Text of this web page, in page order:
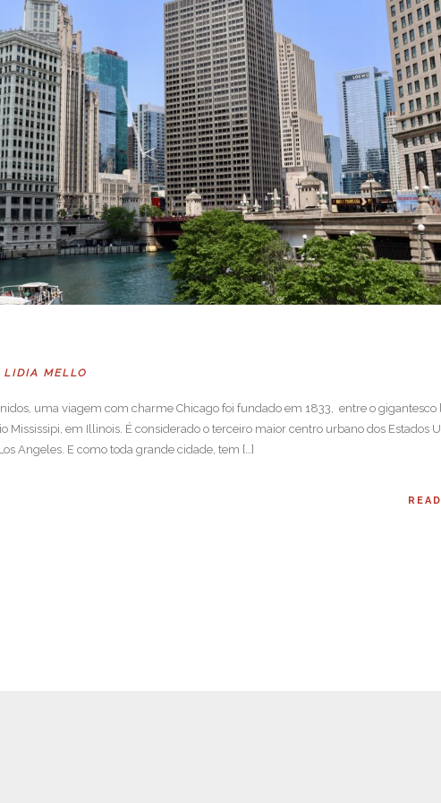
LIDIA MELLO
uma viagem com charme Chicago foi fundado em 1833, entre o gigantesco
Mississipi, em Illinois. É considerado o terceiro maior centro urbano dos Estados
Angeles. E como toda grande cidade, tem […]